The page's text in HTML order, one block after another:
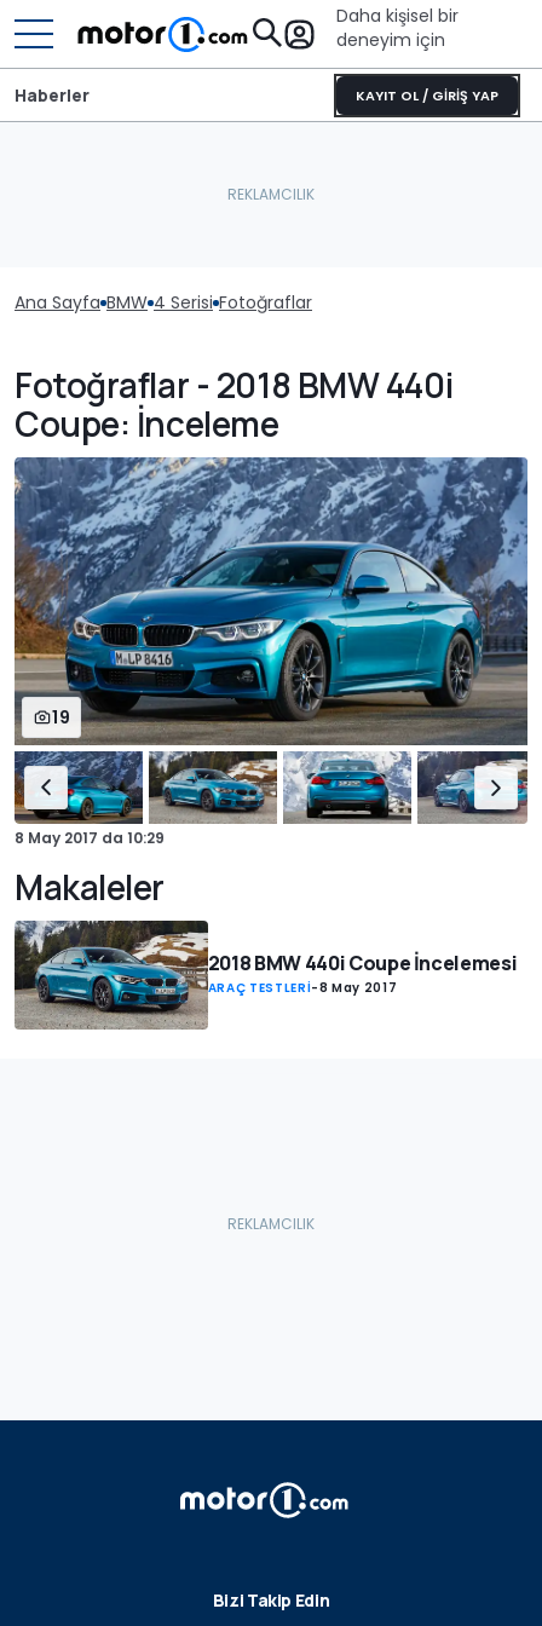
Daha kişisel bir
deneyim için
KAYIT OL / GİRİŞ YAP
Haberler
Ana Sayfa BMW 4 Serisi Fotoğraflar
Fotoğraflar - 2018 BMW 440i
Coupe: İnceleme
19
8 May 2017 da 10:29
Makaleler
2018 BMW 440i Coupe İncelemesi
ARAÇ TESTLERİ-8 May 2017
Bizi Takip Edin